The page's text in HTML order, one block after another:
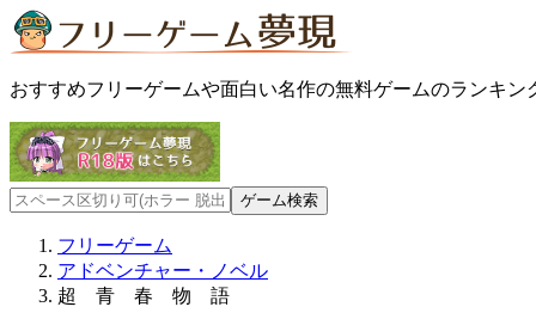
おすすめフリーゲームや面白い名作の無料ゲームのランキン
フリーゲーム
アドベンチャー・ノベル
超 青 春 物 語